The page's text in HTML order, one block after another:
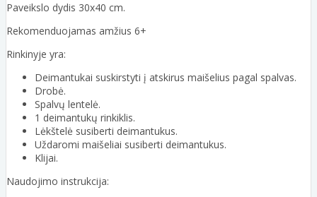
Paveikslo dydis 30x40 cm.
Rekomenduojamas amžius 6+
Rinkinyje yra:
Deimantukai suskirstyti į atskirus maišelius pagal spalvas.
Drobė.
Spalvų lentelė.
1 deimantukų rinkiklis.
Lėkštelė susiberti deimantukus.
Uždaromi maišeliai susiberti deimantukus.
Klijai.
Naudojimo instrukcija: